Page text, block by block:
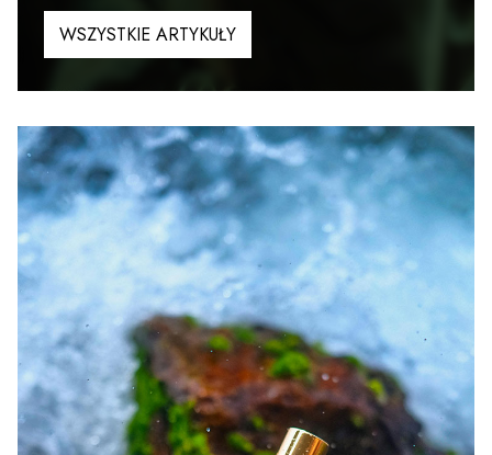
WSZYSTKIE ARTYKUŁY